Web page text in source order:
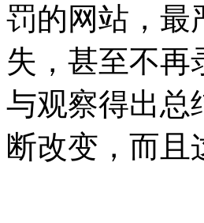
罚的网站，最
失，甚至不再
与观察得出总
断改变，而且